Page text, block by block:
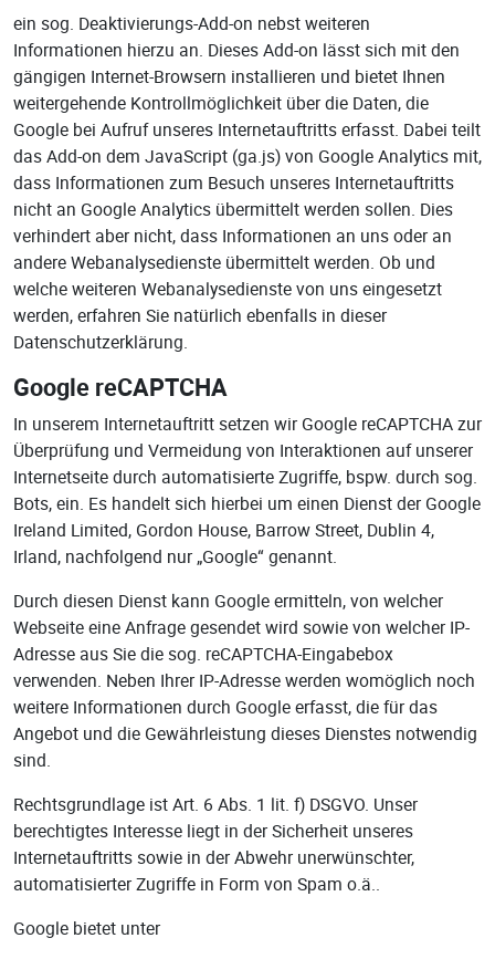
ein sog. Deaktivierungs-Add-on nebst weiteren
Informationen hierzu an. Dieses Add-on lässt sich mit den
gängigen Internet-Browsern installieren und bietet Ihnen
weitergehende Kontrollmöglichkeit über die Daten, die
Google bei Aufruf unseres Internetauftritts erfasst. Dabei teilt
das Add-on dem JavaScript (ga.js) von Google Analytics mit,
dass Informationen zum Besuch unseres Internetauftritts
nicht an Google Analytics übermittelt werden sollen. Dies
verhindert aber nicht, dass Informationen an uns oder an
andere Webanalysedienste übermittelt werden. Ob und
welche weiteren Webanalysedienste von uns eingesetzt
werden, erfahren Sie natürlich ebenfalls in dieser
Datenschutzerklärung.
Google reCAPTCHA
In unserem Internetauftritt setzen wir Google reCAPTCHA zur
Überprüfung und Vermeidung von Interaktionen auf unserer
Internetseite durch automatisierte Zugriffe, bspw. durch sog.
Bots, ein. Es handelt sich hierbei um einen Dienst der Google
Ireland Limited, Gordon House, Barrow Street, Dublin 4,
Irland, nachfolgend nur „Google“ genannt.
Durch diesen Dienst kann Google ermitteln, von welcher
Webseite eine Anfrage gesendet wird sowie von welcher IP-
Adresse aus Sie die sog. reCAPTCHA-Eingabebox
verwenden. Neben Ihrer IP-Adresse werden womöglich noch
weitere Informationen durch Google erfasst, die für das
Angebot und die Gewährleistung dieses Dienstes notwendig
sind.
Rechtsgrundlage ist Art. 6 Abs. 1 lit. f) DSGVO. Unser
berechtigtes Interesse liegt in der Sicherheit unseres
Internetauftritts sowie in der Abwehr unerwünschter,
automatisierter Zugriffe in Form von Spam o.ä..
Google bietet unter